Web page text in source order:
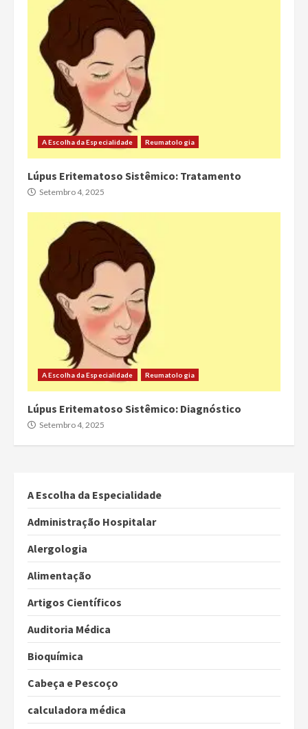
A Escolha da Especialidade Reumatologia
Lúpus Eritematoso Sistêmico: Tratamento
Setembro 4, 2025
A Escolha da Especialidade Reumatologia
Lúpus Eritematoso Sistêmico: Diagnóstico
Setembro 4, 2025
A Escolha da Especialidade
Administração Hospitalar
Alergologia
Alimentação
Artigos Científicos
Auditoria Médica
Bioquímica
Cabeça e Pescoço
calculadora médica